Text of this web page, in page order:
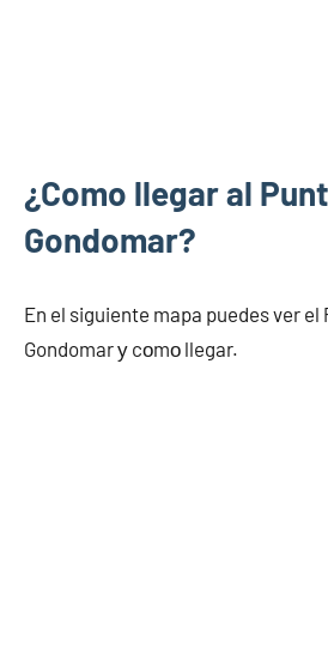
¿Como llegar al
Gondomar?
En el siguiente mapa puedes ver
Gondomar у cοmο llegar.